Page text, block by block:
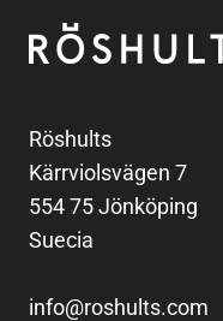
Röshults
Röshults
Kärrviolsvägen 7
554 75 Jönköping
Suecia
info@roshults.com